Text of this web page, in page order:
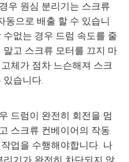
우 원심 분리기는 스크류
동으로 배출 할 수 있습니
없는 경우 드럼 속도를 줄
고 스크류 모터를 끄지 마
체가 점차 느슨해져 스크
있습니다.
드럼이 완전히 회전을 멈
스크류 컨베이어의 작동
업을 수행해야합니다. 나